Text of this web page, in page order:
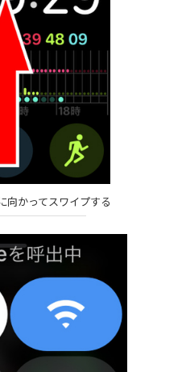
かってスワイプする